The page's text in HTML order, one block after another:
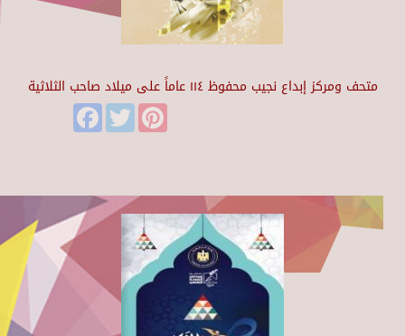
متحف ومركز إبداع نجيب محفوظ ١١٤ عاماً على ميلاد صاحب الثلاثية
FacebookTwitter